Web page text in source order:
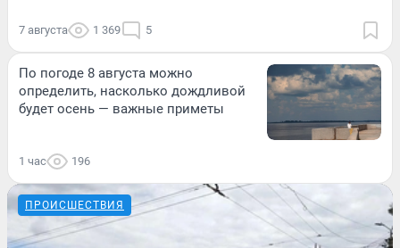
7 августа 1 369 5
По погоде 8 августа можно
определить, насколько дождливой
будет осень — важные приметы
1 час 196
ПРОИСШЕСТВИЯ